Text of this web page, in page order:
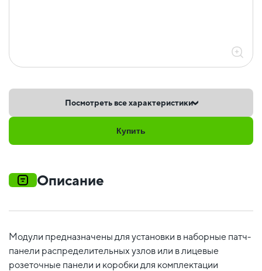
Посмотреть все характеристики
Купить
Описание
Модули предназначены для установки в наборные патч-
панели распределительных узлов или в лицевые
розеточные панели и коробки для комплектации